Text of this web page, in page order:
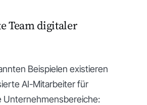
Team digitaler
Beispielen existieren
AI-Mitarbeiter für
Unternehmensbereiche: